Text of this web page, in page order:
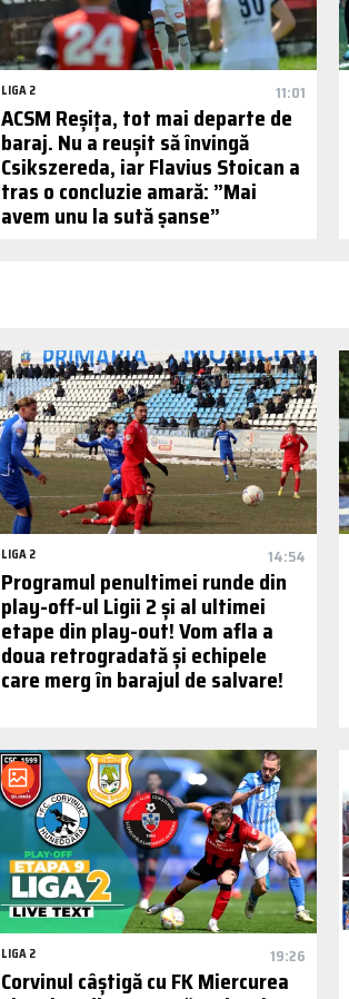
LIGA 2 11:01
ACSM Reșița, tot mai departe de
baraj. Nu a reușit să învingă
Csikszereda, iar Flavius Stoican a
tras o concluzie amară: ”Mai
avem unu la sută șanse”
LIGA 2 14:54
Programul penultimei runde din
play-off-ul Ligii 2 și al ultimei
etape din play-out! Vom afla a
doua retrogradată și echipele
care merg în barajul de salvare!
LIGA 2 19:26
Corvinul câștigă cu FK Miercurea